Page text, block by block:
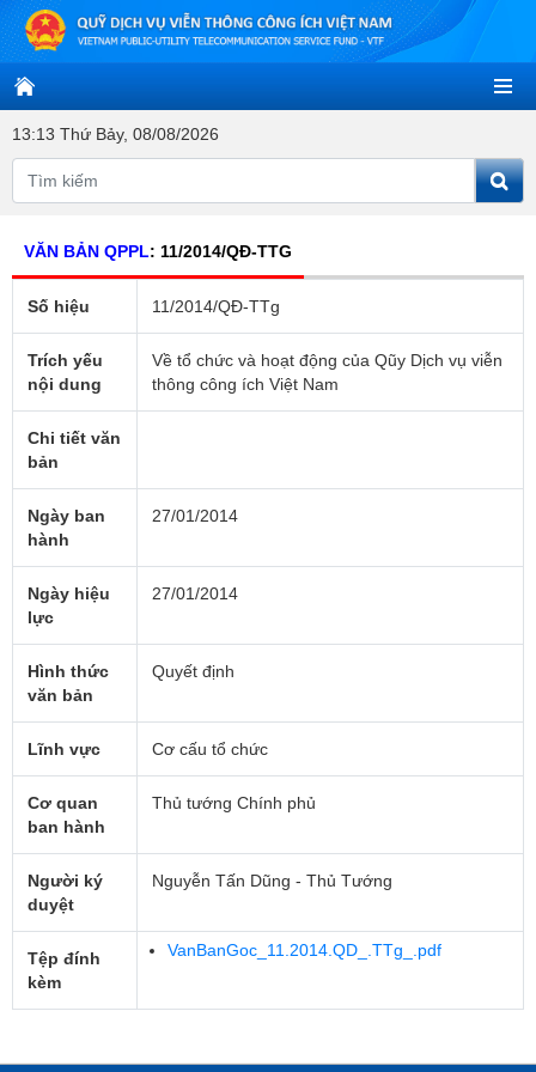
13:13 Thứ Bảy, 08/08/2026
VĂN BẢN QPPL: 11/2014/QĐ-TTG
Số hiệu 11/2014/QĐ-TTg
Trích yếu
nội dung
Về tổ chức và hoạt động của Qũy Dịch vụ viễn
thông công ích Việt Nam
Chi tiết văn
bản
Ngày ban
hành
27/01/2014
Ngày hiệu
lực
27/01/2014
Hình thức
văn bản
Quyết định
Lĩnh vực Cơ cấu tổ chức
Cơ quan
ban hành
Thủ tướng Chính phủ
Người ký
duyệt
Nguyễn Tấn Dũng - Thủ Tướng
Tệp đính
kèm
VanBanGoc_11.2014.QD_.TTg_.pdf